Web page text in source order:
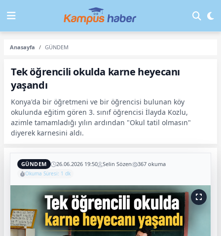
Anasayfa GÜNDEM
Tek öğrencili okulda karne heyecanı
yaşandı
Konya'da bir öğretmeni ve bir öğrencisi bulunan köy
okulunda eğitim gören 3. sınıf öğrencisi İlayda Kozlu,
azimle tamamladığı yılın ardından "Okul tatil olmasın"
diyerek karnesini aldı.
GÜNDEM 26.06.2026 19:50 Selin Sözen 367 okuma
Okuma Süresi: 1 dk